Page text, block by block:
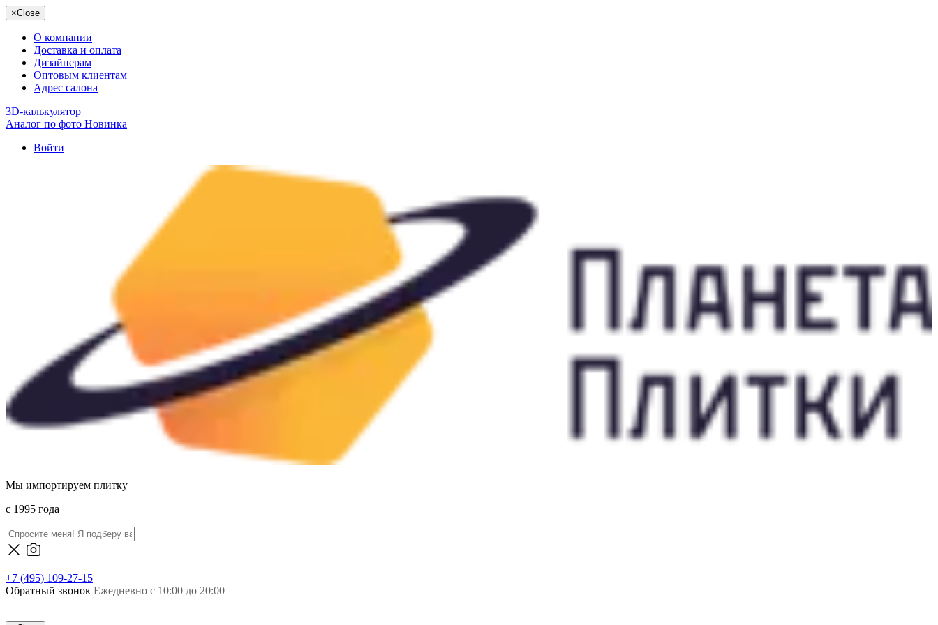
×Close
О компании
Доставка и оплата
Дизайнерам
Оптовым клиентам
Адрес салона
3D-калькулятор
Аналог по фото Новинка
Войти
Мы импортируем плитку
c 1995 года
+7 (495) 109-27-15
Обратный звонок Ежедневно с 10:00 до 20:00